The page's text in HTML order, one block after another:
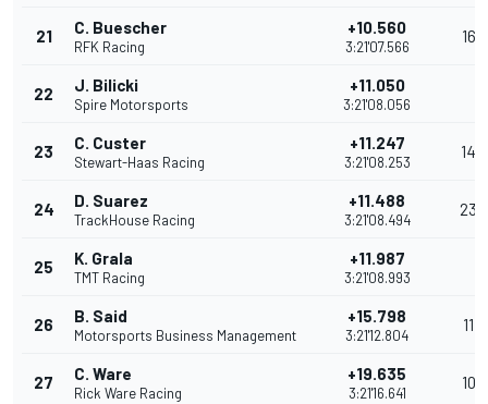
21 C. Buescher
RFK Racing
+10.560
3:21'07.566
16
22 J. Bilicki
Spire Motorsports
+11.050
3:21'08.056
23 C. Custer
Stewart-Haas Racing
+11.247
3:21'08.253
14
24 D. Suarez
TrackHouse Racing
+11.488
3:21'08.494
23
25 K. Grala
TMT Racing
+11.987
3:21'08.993
26 B. Said
Motorsports Business Management
+15.798
3:21'12.804
11
27 C. Ware
Rick Ware Racing
+19.635
3:21'16.641
10